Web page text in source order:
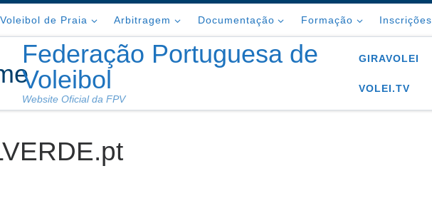
Voleibol de Praia Arbitragem Documentação Formação Inscrições
Federação Portuguesa de
Voleibol
Website Oficial da FPV
GIRAVOLEI
VOLEI.TV